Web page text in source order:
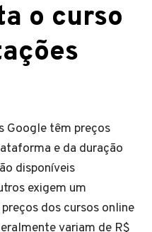
o curso
Google têm preços
e da duração
disponíveis
exigem um
dos cursos online
variam de R$